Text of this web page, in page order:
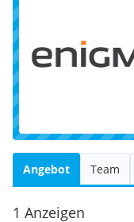
Angebot Team
1 Anzeigen